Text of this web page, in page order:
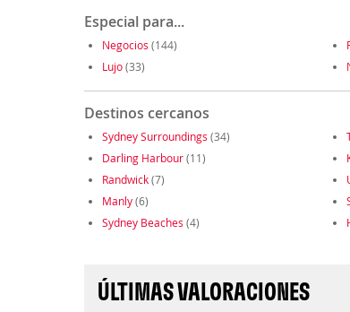
Especial para...
Negocios (144)
Lujo(33)
Destinos cercanos
Sydney Surroundings (34)
Darling Harbour(11)
Randwick(7)
Manly(6)
Sydney Beaches (4)
ÚLTIMAS VALORACIONES